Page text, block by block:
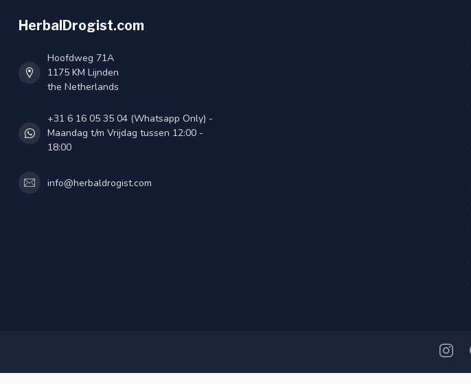
HerbalDrogist.com
Hoofdweg 71A
1175 KM Lijnden
the Netherlands
+31 6 16 05 35 04 (Whatsapp Only) -
Maandag t/m Vrijdag tussen 12:00 -
18:00
info@herbaldrogist.com